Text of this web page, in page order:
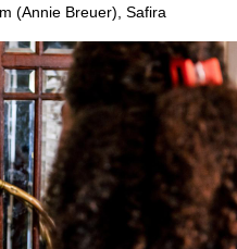
(Annie Breuer), Safira